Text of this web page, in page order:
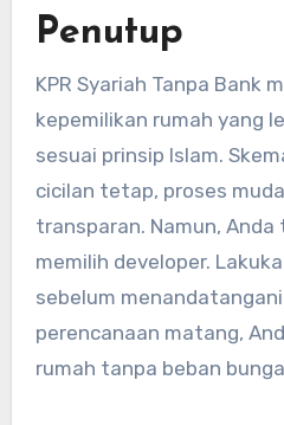
Penutup
KPR Syariah Tanpa Bank
kepemilikan rumah yang
sesuai prinsip Islam.
cicilan tetap, proses
transparan. Namun,
memilih developer.
sebelum
perencanaan matang,
rumah tanpa beban